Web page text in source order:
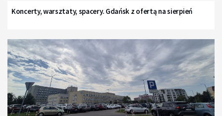
Koncerty, warsztaty, spacery. Gdańsk z ofertą na sierpień